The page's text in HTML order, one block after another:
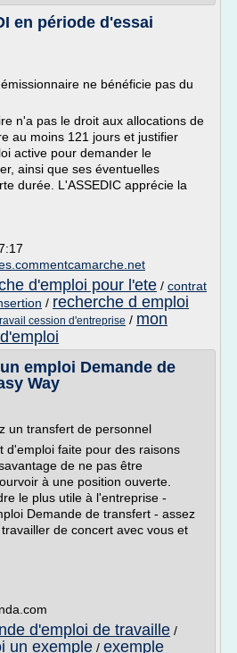
en période d'essai
ne bénéficie pas du
n'a pas le droit aux allocations de
au moins 121 jours et justifier
active pour demander le
ainsi que ses éventuelles
durée. L'ASSEDIC apprécie la
d'emploi pour l'ete / contrat
/ recherche d emploi
cession d'entreprise / mon
emploi Demande de
Way
un transfert de personnel
d'emploi faite pour des raisons
de ne pas être
à une position ouverte.
le plus utile à l'entreprise -
Demande de transfert - assez
de concert avec vous et
d'emploi de travaille /
un exemple / exemple